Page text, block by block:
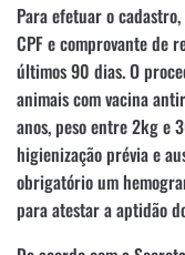
Para efetuar o
CPF e comprovante de
últimos 90 dias. O
animais com vacina
anos, peso entre 2kg e
higienização prévia e
obrigatório um
para atestar a aptidão